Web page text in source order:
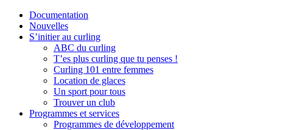
Documentation
Nouvelles
S’initier au curling
ABC du curling
T’es plus curling que tu penses !
Curling 101 entre femmes
Location de glaces
Un sport pour tous
Trouver un club
Programmes et services
Programmes de développement